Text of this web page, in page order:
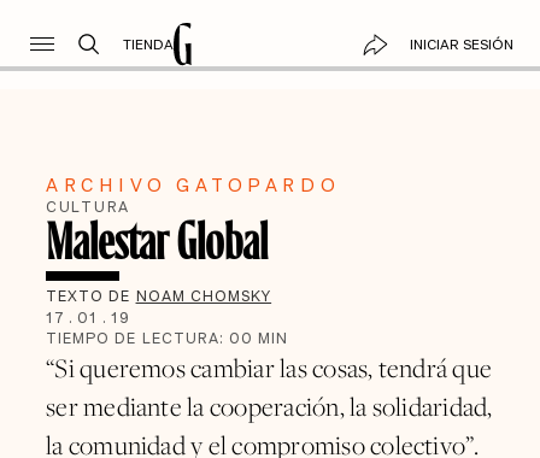
TIENDA INICIAR SESIÓN
ARCHIVO GATOPARDO
CULTURA
Malestar Global
TEXTO DE NOAM CHOMSKY
17 . 01 . 19
TIEMPO DE LECTURA: 00 MIN
“Si queremos cambiar las cosas, tendrá que
ser mediante la cooperación, la solidaridad,
la comunidad y el compromiso colectivo”.